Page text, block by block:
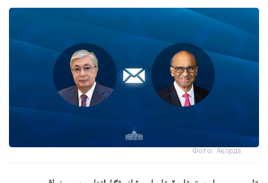
Фото: Ақорда